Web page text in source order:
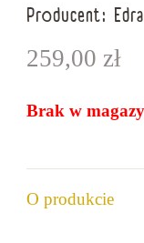
Producent:
259,00 zł
Brak w
O produkcie